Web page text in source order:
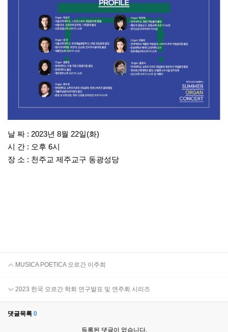
날 짜 : 2023년 8월 22일(화)
시 간 : 오후 6시
장 소 : 천주교 제주교구 동광성당
MUSICA POETICA 오르간 이주희
2023 한국 오르간 학회 연구발표 및 연주회 시리즈
댓글목록 0
등록된 댓글이 없습니다.